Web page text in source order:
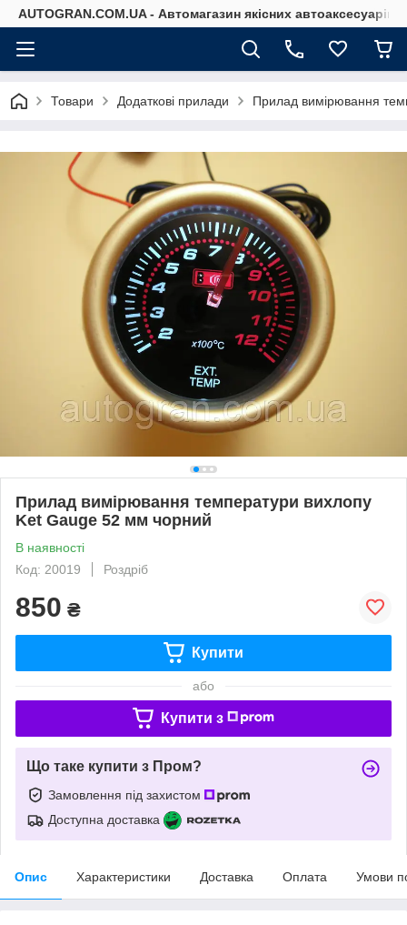
AUTOGRAN.COM.UA - Автомагазин якісних автоаксесуарів
Товари Додаткові прилади Прилад вимірювання
Прилад вимірювання температури вихлопу
Ket Gauge 52 мм чорний
В наявності
Код: 20019
Роздріб
850 ₴
Купити
або
Купити з
Що таке купити з Пром?
Замовлення під захистом
Доступна доставка
Опис Характеристики Доставка Оплата Умови